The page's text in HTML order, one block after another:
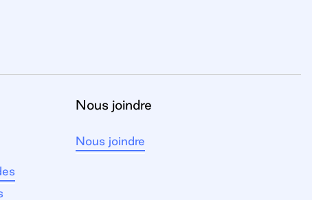
Nous joindre
Nous joindre